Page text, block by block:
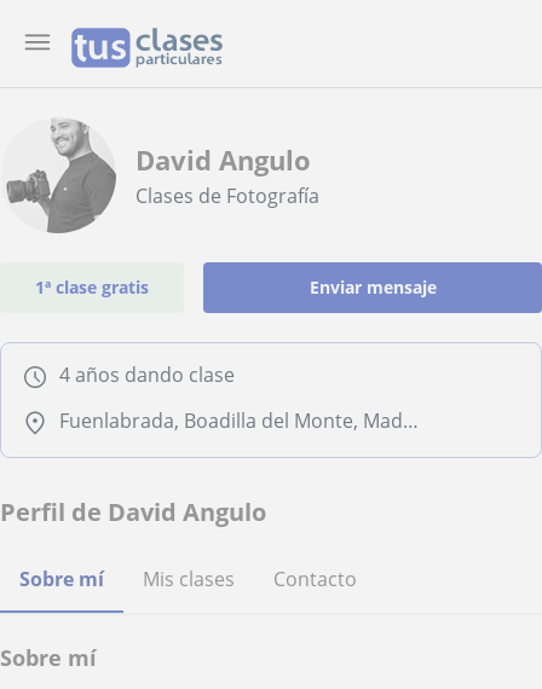
David Angulo
Clases de Fotografía
1ª clase gratis Enviar mensaje
4 años dando clase
Fuenlabrada, Boadilla del Monte, Madrid Capital, Arroyomolinos (Madrid), Alcorcón
Perfil de David Angulo
Sobre mí Mis clases Contacto
Sobre mí